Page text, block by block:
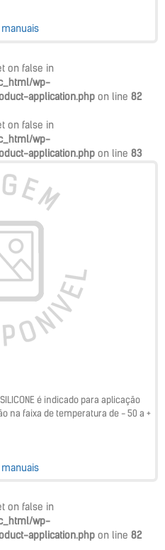
on false in
wp-
application.php on line 82
on false in
wp-
application.php on line 83
é indicado para aplicação
na faixa de temperatura de - 50 a +
on false in
wp-
application.php on line 82